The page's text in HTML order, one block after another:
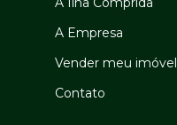
A Empresa
Vender meu imóvel
Contato